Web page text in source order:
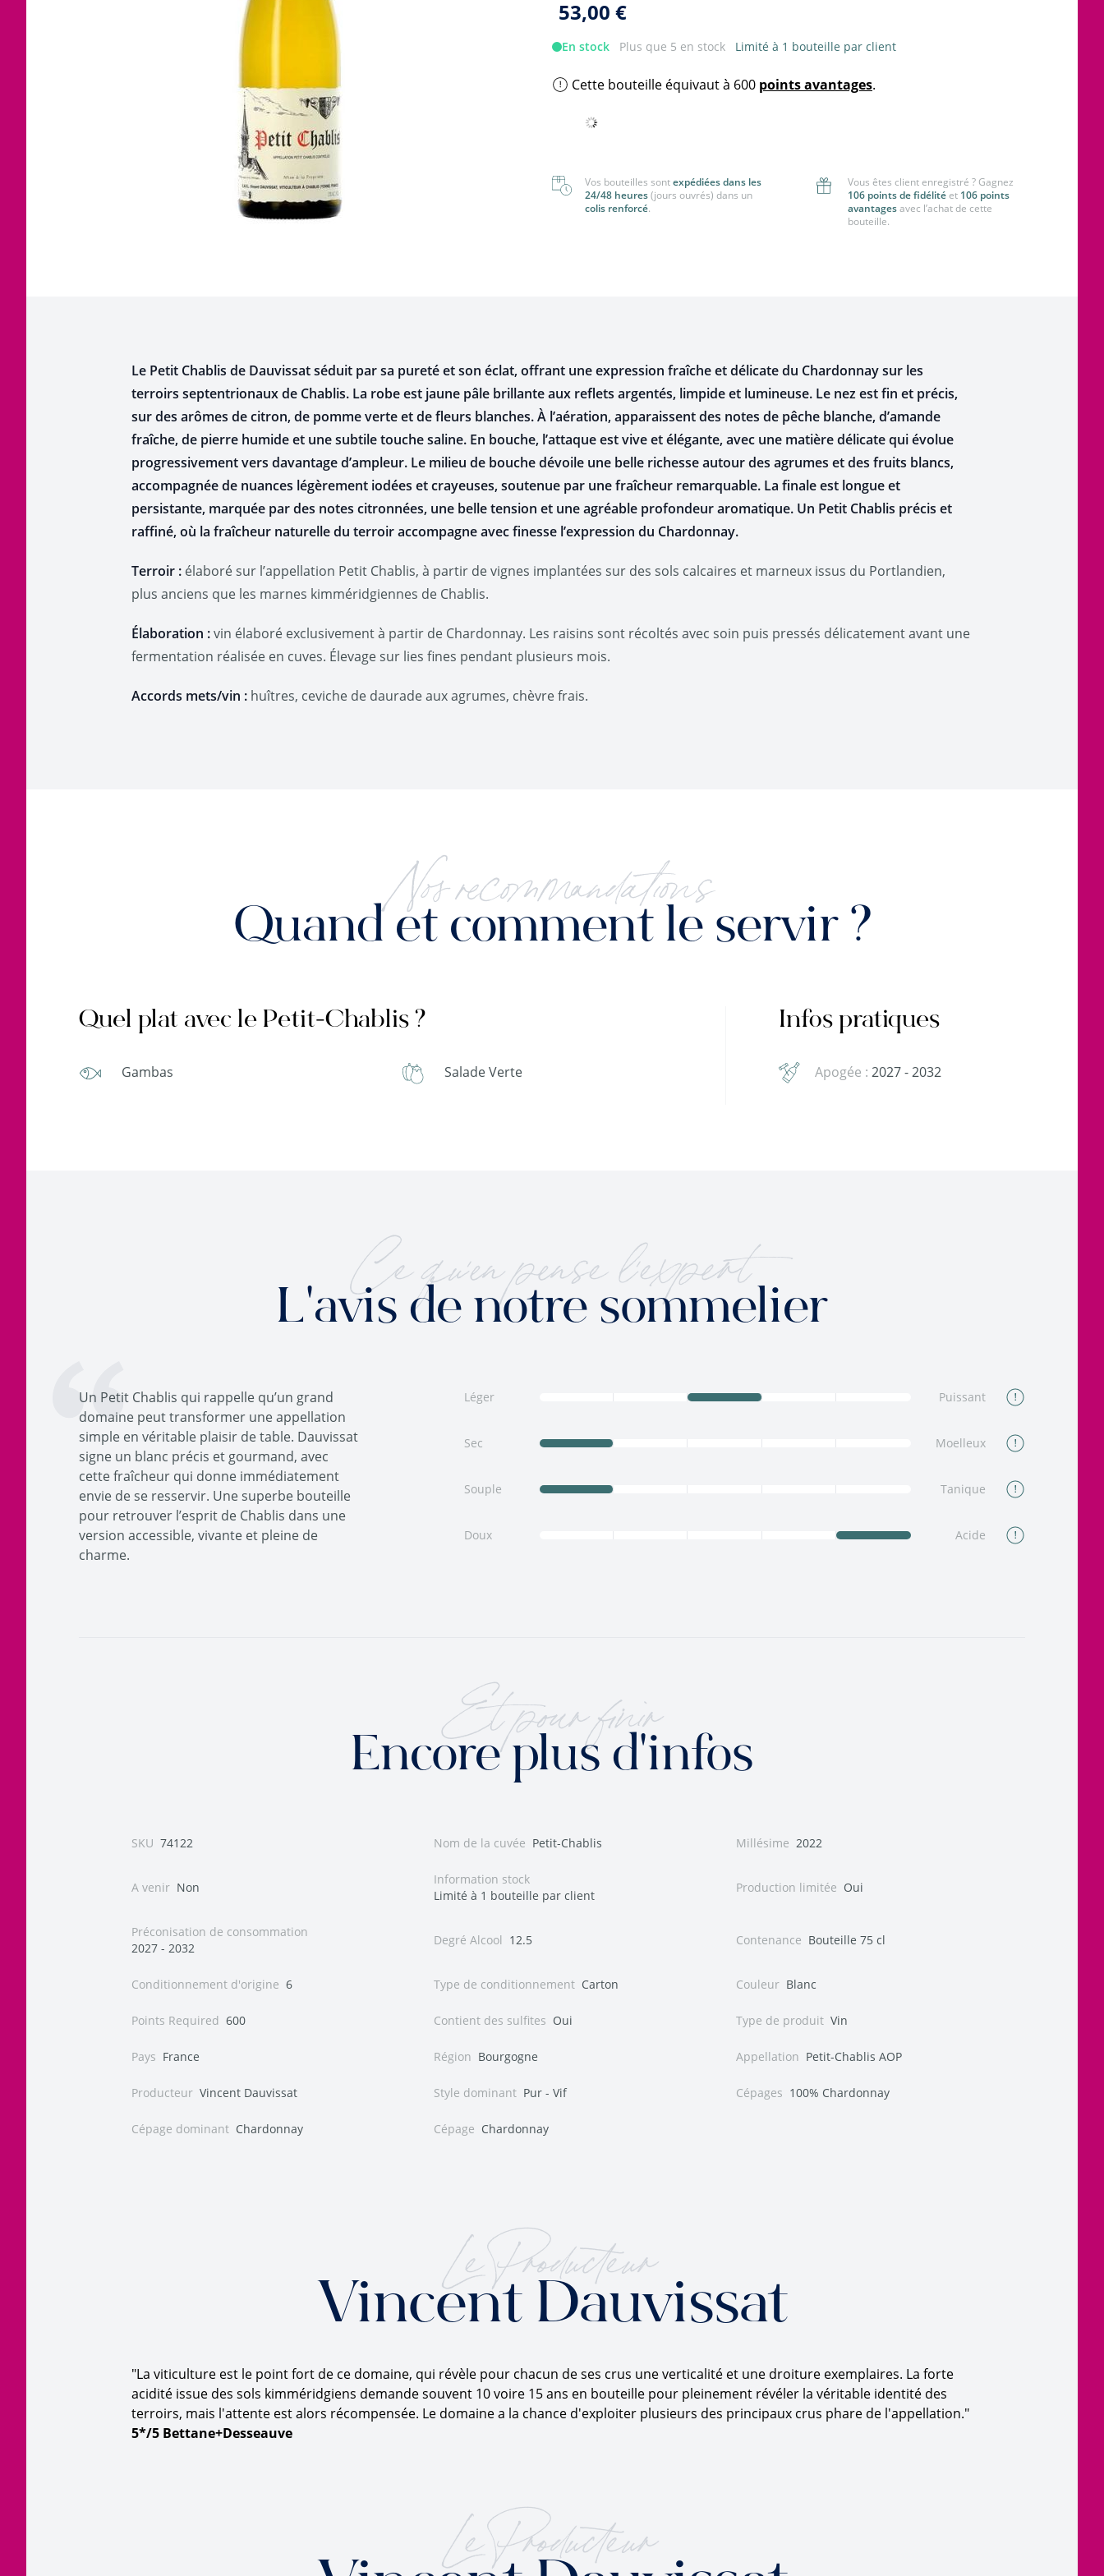
53,00 €
En stock Plus que 5 en stock Limité à 1 bouteille par client
Cette bouteille équivaut à 600 points avantages.
Vos bouteilles sontexpédiées dans les
24/48 heures(jours ouvrés) dans un
colis renforcé.
Vous êtes client enregistré ? Gagnez
106 points de fidélité et 106 points
avantagesavec l’achat de cette
bouteille.
Le Petit Chablis de Dauvissat séduit par sa pureté et son éclat, offrant une expression fraîche et délicate du Chardonnay sur les
terroirs septentrionaux de Chablis. La robe est jaune pâle brillante aux reflets argentés, limpide et lumineuse. Le nez est fin et précis,
sur des arômes de citron, de pomme verte et de fleurs blanches. À l’aération, apparaissent des notes de pêche blanche, d’amande
fraîche, de pierre humide et une subtile touche saline. En bouche, l’attaque est vive et élégante, avec une matière délicate qui évolue
progressivement vers davantage d’ampleur. Le milieu de bouche dévoile une belle richesse autour des agrumes et des fruits blancs,
accompagnée de nuances légèrement iodées et crayeuses, soutenue par une fraîcheur remarquable. La finale est longue et
persistante, marquée par des notes citronnées, une belle tension et une agréable profondeur aromatique. Un Petit Chablis précis et
raffiné, où la fraîcheur naturelle du terroir accompagne avec finesse l’expression du Chardonnay.
Terroir : élaboré sur l’appellation Petit Chablis, à partir de vignes implantées sur des sols calcaires et marneux issus du Portlandien,
plus anciens que les marnes kimméridgiennes de Chablis.
Élaboration :vin élaboré exclusivement à partir de Chardonnay. Les raisins sont récoltés avec soin puis pressés délicatement avant une
fermentation réalisée en cuves. Élevage sur lies fines pendant plusieurs mois.
Accords mets/vin : huîtres, ceviche de daurade aux agrumes, chèvre frais.
Nos recommandations
Quand et comment le servir ?
Quel plat avec le Petit-Chablis ?
Gambas Salade Verte
Infos pratiques
Apogée : 2027 - 2032
Ce qu'en pense l'expert
L'avis de notre sommelier
Un Petit Chablis qui rappelle qu’un grand
domaine peut transformer une appellation
simple en véritable plaisir de table. Dauvissat
signe un blanc précis et gourmand, avec
cette fraîcheur qui donne immédiatement
envie de se resservir. Une superbe bouteille
pour retrouver l’esprit de Chablis dans une
version accessible, vivante et pleine de
charme.
Léger Puissant
Sec Moelleux
Souple Tanique
Doux Acide
Et pour finir
Encore plus d'infos
SKU 74122 Nom de la cuvée Petit-Chablis Millésime 2022
A venir Non
Information stock
Limité à 1 bouteille par client
Production limitée Oui
Préconisation de consommation
2027 - 2032
Degré Alcool 12.5 Contenance Bouteille 75 cl
Conditionnement d'origine 6 Type de conditionnement Carton Couleur Blanc
Points Required 600 Contient des sulfites Oui Type de produit Vin
Pays France Région Bourgogne Appellation Petit-Chablis AOP
Producteur Vincent Dauvissat Style dominant Pur - Vif Cépages 100% Chardonnay
Cépage dominant Chardonnay Cépage Chardonnay
Le Producteur
Vincent Dauvissat
"La viticulture est le point fort de ce domaine, qui révèle pour chacun de ses crus une verticalité et une droiture exemplaires. La forte
acidité issue des sols kimméridgiens demande souvent 10 voire 15 ans en bouteille pour pleinement révéler la véritable identité des
terroirs, mais l'attente est alors récompensée. Le domaine a la chance d'exploiter plusieurs des principaux crus phare de l'appellation."
5*/5 Bettane+Desseauve
Le Producteur